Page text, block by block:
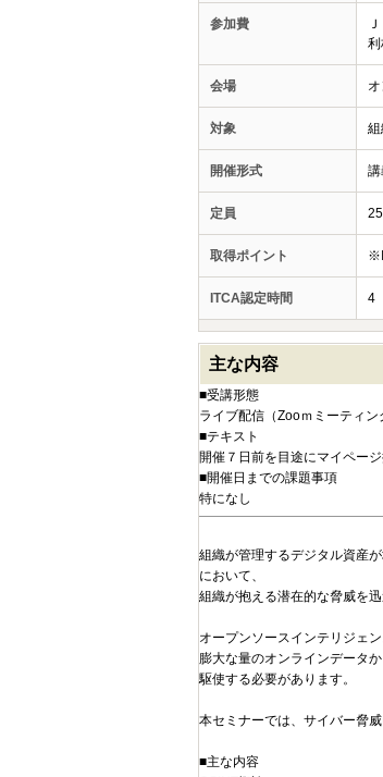
参加費
利
会場
対象
開催形式 講
定員
取得ポイント
ITCA認定時間 4
主な内容
■受講形態
ライブ配信（Zooｍミーティン
■テキスト
開催７日前を目途にマイペー
■開催日までの課題事項
特になし
組織が管理するデジタル資産
において、
組織が抱える潜在的な脅威を
オープンソースインテリジェ
膨大な量のオンラインデータ
駆使する必要があります。
本セミナーでは、サイバー脅
■主な内容